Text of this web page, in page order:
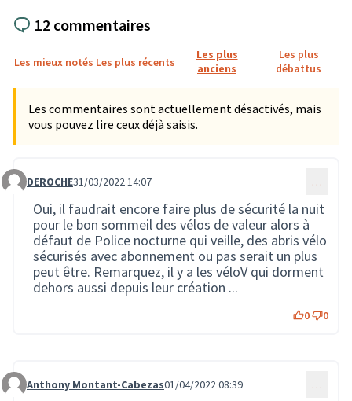
12 commentaires
Les mieux notés Les plus récents
Les plus
anciens
Les plus
débattus
Les commentaires sont actuellement désactivés, mais
vous pouvez lire ceux déjà saisis.
Commentaire 132
DEROCHE31/03/2022 14:07 …
Oui, il faudrait encore faire plus de sécurité la nuit
pour le bon sommeil des vélos de valeur alors à
défaut de Police nocturne qui veille, des abris vélo
sécurisés avec abonnement ou pas serait un plus
peut être. Remarquez, il y a les véloV qui dorment
dehors aussi depuis leur création ...
0 0
Commentaire 141
Anthony Montant-Cabezas01/04/2022 08:39 …